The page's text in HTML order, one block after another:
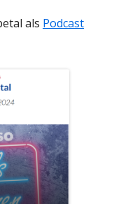
als Podcast